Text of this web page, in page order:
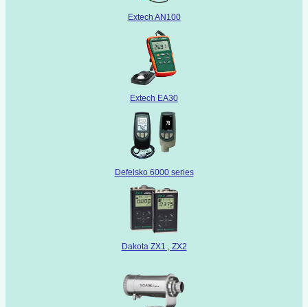
Extech AN100
Extech EA30
Defelsko 6000 series
Dakota ZX1 , ZX2